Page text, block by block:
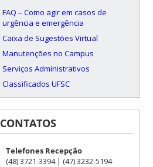
FAQ – Como agir em casos de
urgência e emergência
Caixa de Sugestões Virtual
Manutenções no Campus
Serviços Administrativos
Classificados UFSC
CONTATOS
Telefones Recepção
(48) 3721-3394 | (47) 3232-5194